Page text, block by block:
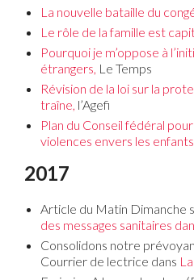
La nouvelle bataille du
Le rôle de la famille est
Pourquoi je m’oppose à
étrangers Le Temps
Révision de la loi sur la
traîne, l’Agefi
Plan du Conseil fédéral
violences envers les enfants,
2017
Article du Matin Dimanche
des messages sanitaires
Consolidons notre
Courrier de lectrice dans